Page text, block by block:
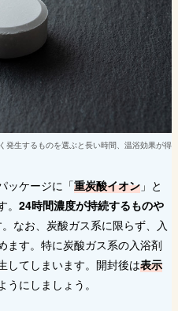
発生するものを選ぶと長い時間、温浴効果が得
ッケージに「重炭酸イオン 」と
24時間濃度が持続するものや
なお、炭酸ガス系に限らず、入
ます。特に炭酸ガス系の入浴剤
してしまいます。開封後は表示
うにしましょう。